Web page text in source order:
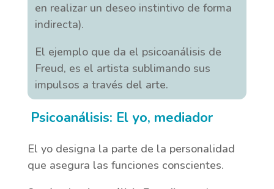
en realizar un deseo instintivo de forma
indirecta).
El ejemplo que da el psicoanálisis de
Freud, es el artista sublimando sus
impulsos a través del arte.
Psicoanálisis: El yo, mediador
El yo designa la parte de la personalidad
que asegura las funciones conscientes.